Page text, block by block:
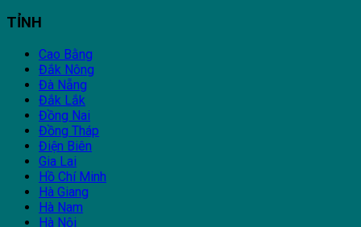
TỈNH
Cao Bằng
Đắk Nông
Đà Nẵng
Đắk Lắk
Đồng Nai
Đồng Tháp
Điện Biên
Gia Lai
Hồ Chí Minh
Hà Giang
Hà Nam
Hà Nội